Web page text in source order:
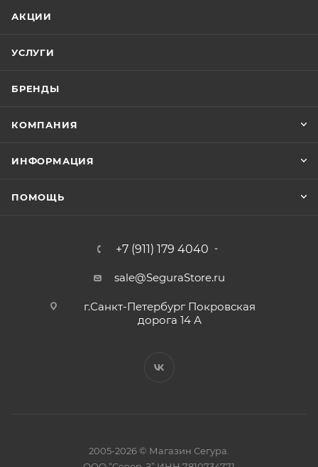
АКЦИИ
УСЛУГИ
БРЕНДЫ
КОМПАНИЯ
ИНФОРМАЦИЯ
ПОМОЩЬ
+7 (911) 179 4040
sale@SeguraStore.ru
г.Санкт-Петербург Покровская
дорога 14 А
2005-2026 © Магазин Сегура.